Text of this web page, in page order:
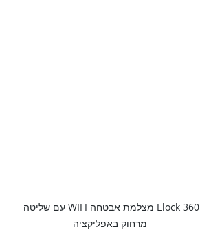
Elock 360 מצלמת אבטחה WIFI עם שליטה
מרחוק באפליקציה